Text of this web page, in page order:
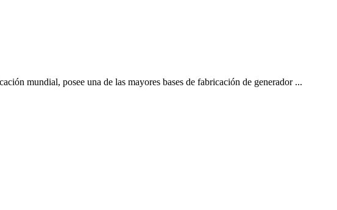
mundial, posee una de las mayores bases de fabricación de generador ...